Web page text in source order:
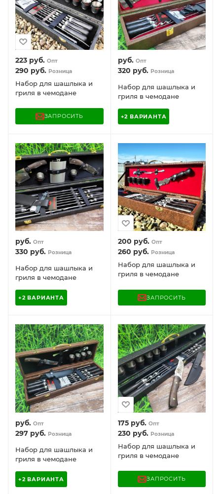
223 руб. Опт
290 руб. Розница
Набор для шашлыка и
гриля в чемодане
России, 15 предметов
ЗАПРОСИТЬ
руб. Опт
320 руб. Розница
Набор для шашлыка и
гриля в чемодане
России, 14 предметов
+2 ВАРИАНТА
руб. Опт
330 руб. Розница
Набор для шашлыка и
гриля в чемодане
России, 14 предметов
+2 ВАРИАНТА
200 руб. Опт
260 руб. Розница
Набор для шашлыка и
гриля в чемодане
России, 14 предметов
ЗАПРОСИТЬ
руб. Опт
297 руб. Розница
Набор для шашлыка и
гриля в чемодане
России, 14 предметов с
декоративной строчкой
+2 ВАРИАНТА
175руб. Опт
230 руб. Розница
Набор для шашлыка и
гриля в чемодане
Кизляр России, 11
предметов
ЗАПРОСИТЬ